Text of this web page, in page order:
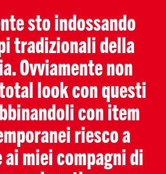
sto indossando
tradizionali della
Ovviamente non
look con questi
con item
riesco a
miei compagni di